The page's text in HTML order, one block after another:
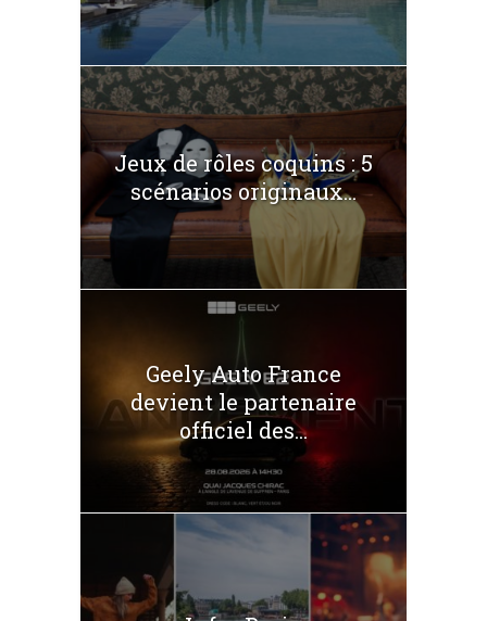
Jeux de rôles coquins : 5
scénarios originaux...
Geely Auto France
devient le partenaire
officiel des...